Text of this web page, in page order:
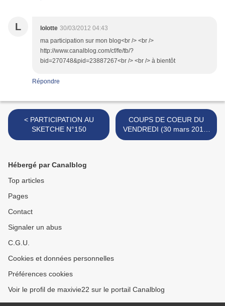
L lolotte 30/03/2012 04:43
ma participation sur mon blog<br /> <br />
http://www.canalblog.com/cf/fe/tb/?
bid=270748&pid=23887267<br /> <br /> à bientôt
Répondre
< PARTICIPATION AU
SKETCHE N°150
COUPS DE COEUR DU
VENDREDI (30 mars 2012)
>
Hébergé par Canalblog
Top articles
Pages
Contact
Signaler un abus
C.G.U.
Cookies et données personnelles
Préférences cookies
Voir le profil de maxivie22 sur le portail Canalblog